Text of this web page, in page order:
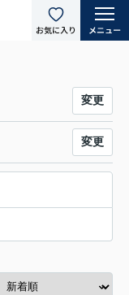
変更
変更